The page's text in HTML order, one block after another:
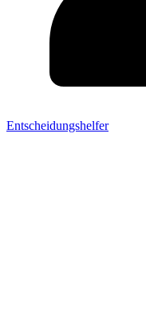
Entscheidungshelfer